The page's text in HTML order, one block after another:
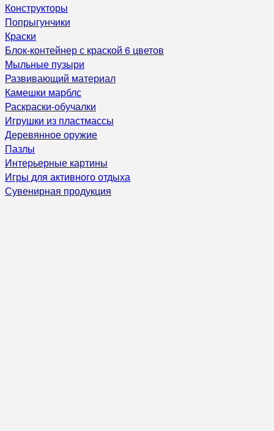
Конструкторы
Попрыгунчики
Краски
Блок-контейнер с краской 6 цветов
Мыльные пузыри
Развивающий материал
Камешки марблс
Раскраски-обучалки
Игрушки из пластмассы
Деревянное оружие
Пазлы
Интерьерные картины
Игры для активного отдыха
Сувенирная продукция